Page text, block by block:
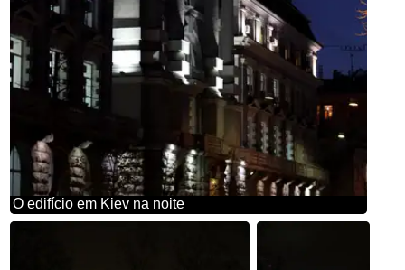
O edifício em Kiev na noite